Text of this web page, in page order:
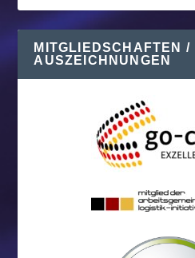
MITGLIEDSCHAFTEN /
AUSZEICHNUNGEN